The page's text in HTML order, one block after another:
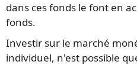
dans ces fonds le font en
fonds.
Investir sur le marché
individuel, n'est possible